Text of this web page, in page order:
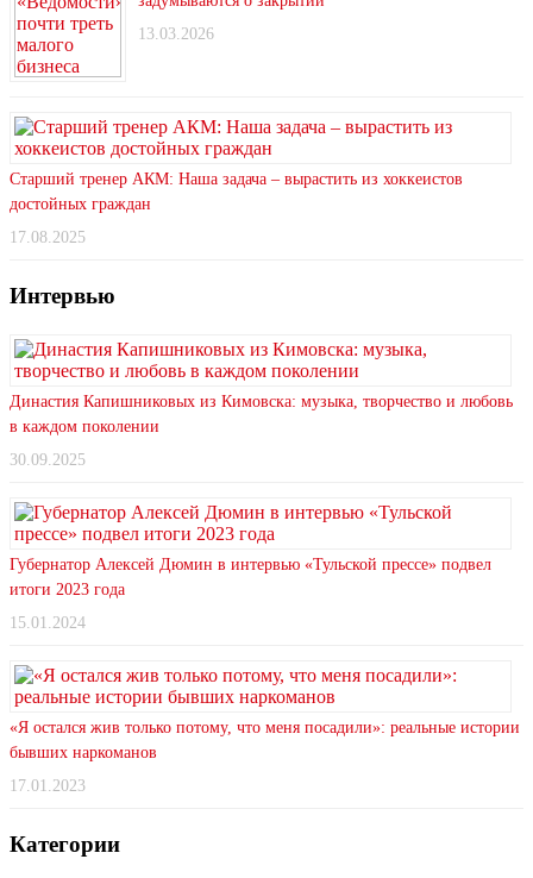
13.03.2026
Старший тренер АКМ: Наша задача – вырастить из хоккеистов
достойных граждан
17.08.2025
Интервью
Династия Капишниковых из Кимовска: музыка, творчество и любовь
в каждом поколении
30.09.2025
Губернатор Алексей Дюмин в интервью «Тульской прессе» подвел
итоги 2023 года
15.01.2024
«Я остался жив только потому, что меня посадили»: реальные истории
бывших наркоманов
17.01.2023
Категории